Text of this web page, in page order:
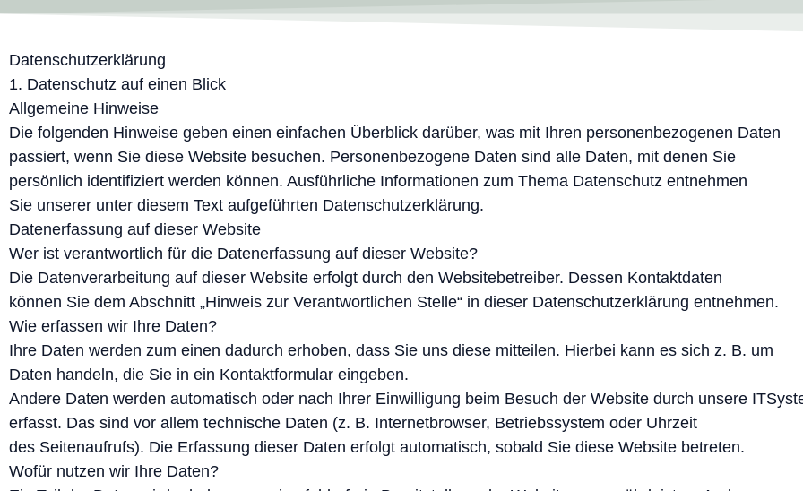
Datenschutzerklärung
1. Datenschutz auf einen Blick
Allgemeine Hinweise
Die folgenden Hinweise geben einen einfachen Überblick darüber, was mit Ihren personenbezogenen Daten
passiert, wenn Sie diese Website besuchen. Personenbezogene Daten sind alle Daten, mit denen Sie
persönlich identifiziert werden können. Ausführliche Informationen zum Thema Datenschutz entnehmen
Sie unserer unter diesem Text aufgeführten Datenschutzerklärung.
Datenerfassung auf dieser Website
Wer ist verantwortlich für die Datenerfassung auf dieser Website?
Die Datenverarbeitung auf dieser Website erfolgt durch den Websitebetreiber. Dessen Kontaktdaten
können Sie dem Abschnitt „Hinweis zur Verantwortlichen Stelle“ in dieser Datenschutzerklärung entnehmen.
Wie erfassen wir Ihre Daten?
Ihre Daten werden zum einen dadurch erhoben, dass Sie uns diese mitteilen. Hierbei kann es sich z. B. um
Daten handeln, die Sie in ein Kontaktformular eingeben.
Andere Daten werden automatisch oder nach Ihrer Einwilligung beim Besuch der Website durch unsere
erfasst. Das sind vor allem technische Daten (z. B. Internetbrowser, Betriebssystem oder Uhrzeit
des Seitenaufrufs). Die Erfassung dieser Daten erfolgt automatisch, sobald Sie diese Website betreten.
Wofür nutzen wir Ihre Daten?